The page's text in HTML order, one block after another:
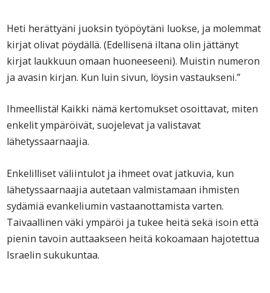
Heti herättyäni juoksin työpöytäni luokse, ja molemmat
kirjat olivat pöydällä. (Edellisenä iltana olin jättänyt
kirjat laukkuun omaan huoneeseeni). Muistin numeron
ja avasin kirjan. Kun luin sivun, löysin vastaukseni.”
Ihmeellistä! Kaikki nämä kertomukset osoittavat, miten
enkelit ympäröivät, suojelevat ja valistavat
lähetyssaarnaajia.
Enkelilliset väliintulot ja ihmeet ovat jatkuvia, kun
lähetyssaarnaajia autetaan valmistamaan ihmisten
sydämiä evankeliumin vastaanottamista varten.
Taivaallinen väki ympäröi ja tukee heitä sekä isoin että
pienin tavoin auttaakseen heitä kokoamaan hajotettua
Israelin sukukuntaa.